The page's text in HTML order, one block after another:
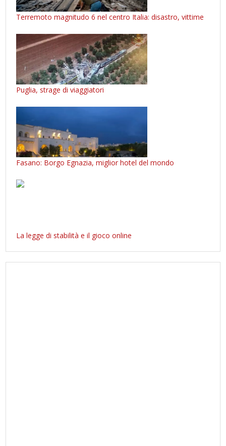
Terremoto magnitudo 6 nel centro Italia: disastro, vittime
Puglia, strage di viaggiatori
Fasano: Borgo Egnazia, miglior hotel del mondo
La legge di stabilità e il gioco online